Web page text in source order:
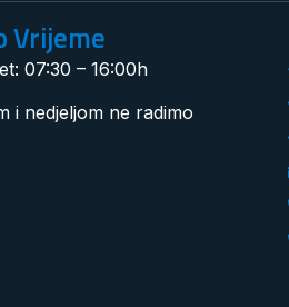
Vrijeme
07:30 – 16:00h
i nedjeljom ne radimo